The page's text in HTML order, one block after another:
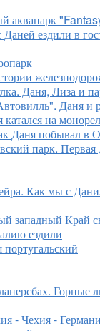
аквапарк
ездили в
Даня, Лиза и
Даня и
на
Даня побывал в
парк.
Как мы с
западный Край
ездили
- Чехия -